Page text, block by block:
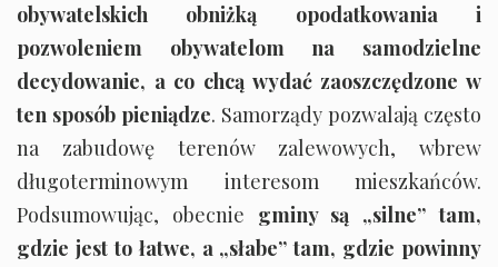
obywatelskich obniżką opodatkowania i
pozwoleniem obywatelom na samodzielne
decydowanie, a co chcą wydać zaoszczędzone w
ten sposób pieniądze. Samorządy pozwalają często
na zabudowę terenów zalewowych, wbrew
długoterminowym interesom mieszkańców.
Podsumowując, obecnie gminy są „silne” tam,
gdzie jest to łatwe, a „słabe” tam, gdzie powinny